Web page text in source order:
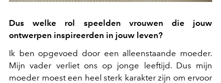
Dus welke rol speelden vrouwen die jouw
ontwerpen inspireerden in jouw leven?
Ik ben opgevoed door een alleenstaande moeder.
Mijn vader verliet ons op jonge leeftijd. Dus mijn
moeder moest een heel sterk karakter zijn om ervoor